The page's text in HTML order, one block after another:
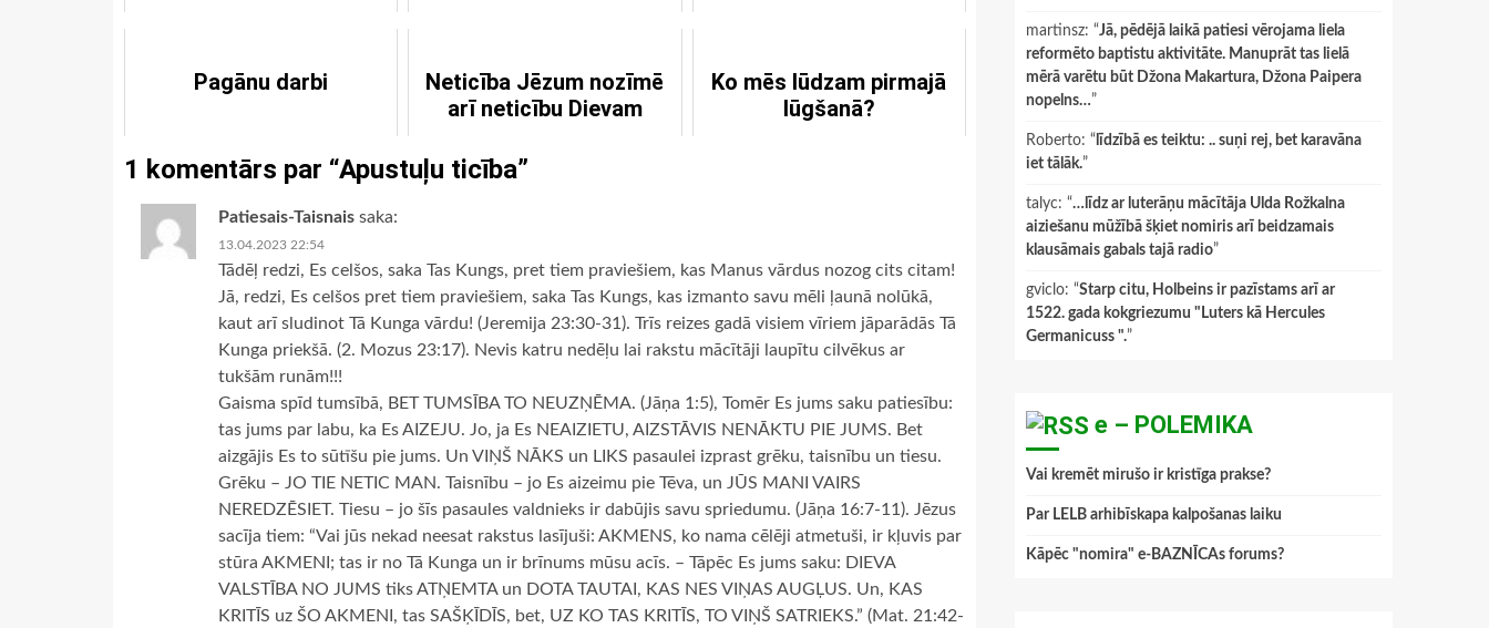
Pagānu darbi
Neticība Jēzum nozīmē
arī neticību Dievam
Ko mēs lūdzam pirmajā
lūgšanā?
1 komentārs par “Apustuļu ticība”
Patiesais-Taisnais saka:
13.04.2023 22:54
Tādēļ redzi, Es celšos, saka Tas Kungs, pret tiem praviešiem, kas Manus vārdus nozog cits citam!
Jā, redzi, Es celšos pret tiem praviešiem, saka Tas Kungs, kas izmanto savu mēli ļaunā nolūkā,
kaut arī sludinot Tā Kunga vārdu! (Jeremija 23:30-31). Trīs reizes gadā visiem vīriem jāparādās Tā
Kunga priekšā. (2. Mozus 23:17). Nevis katru nedēļu lai rakstu mācītāji laupītu cilvēkus ar
tukšām runām!!!
Gaisma spīd tumsībā, BET TUMSĪBA TO NEUZŅĒMA. (Jāņa 1:5), Tomēr Es jums saku patiesību:
tas jums par labu, ka Es AIZEJU. Jo, ja Es NEAIZIETU, AIZSTĀVIS NENĀKTU PIE JUMS. Bet
aizgājis Es to sūtīšu pie jums. Un VIŅŠ NĀKS un LIKS pasaulei izprast grēku, taisnību un tiesu.
Grēku – JO TIE NETIC MAN. Taisnību – jo Es aizeimu pie Tēva, un JŪS MANI VAIRS
NEREDZĒSIET. Tiesu – jo šīs pasaules valdnieks ir dabūjis savu spriedumu. (Jāņa 16:7-11). Jēzus
sacīja tiem: “Vai jūs nekad neesat rakstus lasījuši: AKMENS, ko nama cēlēji atmetuši, ir kļuvis par
stūra AKMENI; tas ir no Tā Kunga un ir brīnums mūsu acīs. – Tāpēc Es jums saku: DIEVA
VALSTĪBA NO JUMS tiks ATŅEMTA un DOTA TAUTAI, KAS NES VIŅAS AUGĻUS. Un, KAS
KRITĪS uz ŠO AKMENI, tas SAŠĶĪDĪS, bet, UZ KO TAS KRITĪS, TO VIŅŠ SATRIEKS.” (Mat. 21:42-
martinsz: “Jā, pēdējā laikā patiesi vērojama liela
reformēto baptistu aktivitāte. Manuprāt tas lielā
mērā varētu būt Džona Makartura, Džona Paipera
nopelns…”
Roberto: “ līdzībā es teiktu: .. suņi rej, bet karavāna
iet tālāk.”
talyc: “…līdz ar luterāņu mācītāja Ulda Rožkalna
aiziešanu mūžībā šķiet nomiris arī beidzamais
klausāmais gabals tajā radio”
gviclo: “Starp citu, Holbeins ir pazīstams arī ar
1522. gada kokgriezumu "Luters kā Hercules
Germanicuss ".”
e – POLEMIKA
Vai kremēt mirušo ir kristīga prakse?
Par LELB arhibīskapa kalpošanas laiku
Kāpēc "nomira" e-BAZNĪCAs forums?